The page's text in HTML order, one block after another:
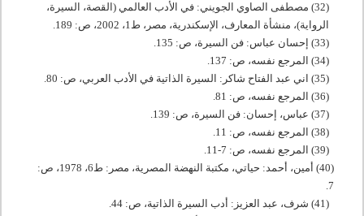
(32) مصطفى الصاوي الجويني: في الأدب العالمي (القصة، السيرة،
الرواية)، منشأة المعارف، الإسكندرية، مصر، ط1، 2002، ص: 189
.
(33) إحسان عباس: فن السيرة، ص:
135
.
(34) المرجع نفسه، ص:
137
.
(35) اني عبد الفتاح شاكر: السيرة الذاتية في الأدب العربي، ص:
80
.
(36) المرجع نفسه، ص:
81
.
(37) عباس، إحسان: فن السيرة، ص:
139
.
(38) المرجع نفسه، ص:
11
.
(39) المرجع نفسه، ص:
7
-
11
.
(40) أمين، أحمد: حياتي، مكتبة النهضة المصرية، مصر: ط
6، 1978، ص:
7
.
(41) شرف، عبد العزيز: أدب السيرة الذاتية، ص:
44
.